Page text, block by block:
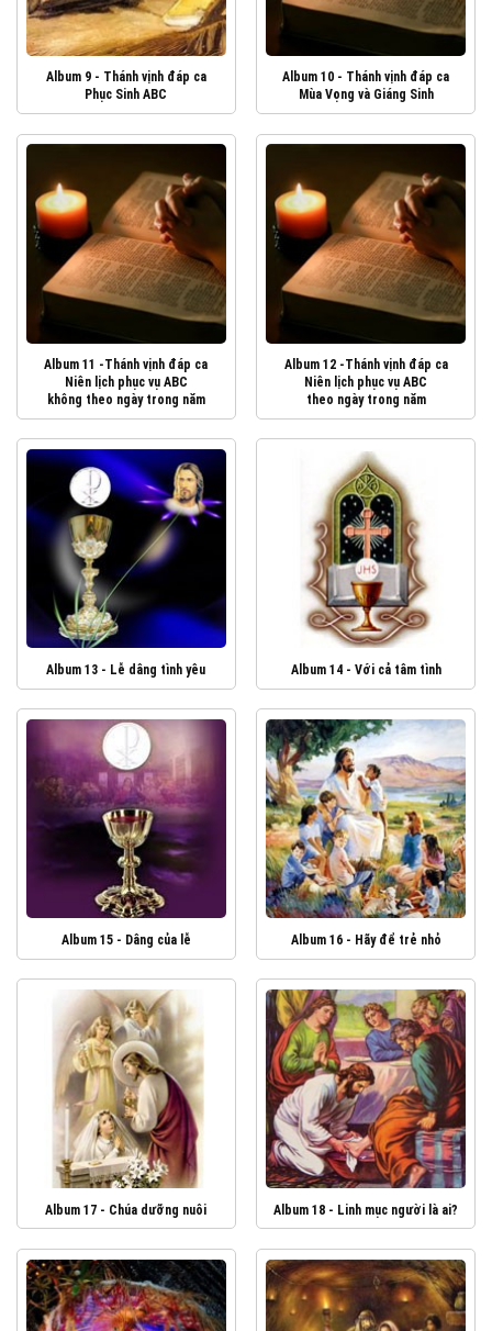
Album 9 - Thánh vịnh đáp ca
Phục Sinh ABC
Album 10 - Thánh vịnh đáp ca
Mùa Vọng và Giáng Sinh
Album 11 -Thánh vịnh đáp ca
Niên lịch phục vụ ABC
không theo ngày trong năm
Album 12 -Thánh vịnh đáp ca
Niên lịch phục vụ ABC
theo ngày trong năm
Album 13 - Lễ dâng tình yêu Album 14 - Với cả tâm tình
Album 15 - Dâng của lễ Album 16 - Hãy để trẻ nhỏ
Album 17 - Chúa dưỡng nuôi Album 18 - Linh mục người là ai?